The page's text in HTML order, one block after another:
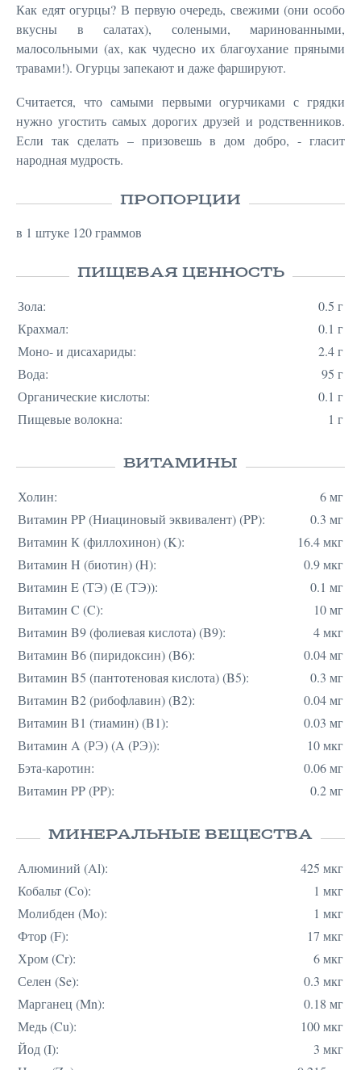
Как едят огурцы? В первую очередь, свежими (они особо
вкусны в салатах), солеными, маринованными,
малосольными (ах, как чудесно их благоухание пряными
травами!). Огурцы запекают и даже фаршируют.
Считается, что самыми первыми огурчиками с грядки
нужно угостить самых дорогих друзей и родственников.
Если так сделать – призовешь в дом добро, - гласит
народная мудрость.
ПРОПОРЦИИ
в 1 штуке 120 граммов
ПИЩЕВАЯ ЦЕННОСТЬ
Зола:
0.5 г
Крахмал:
0.1 г
Моно- и дисахариды:
2.4 г
Вода:
95 г
Органические кислоты:
0.1 г
Пищевые волокна:
1 г
ВИТАМИНЫ
Холин:
6 мг
Витамин PP (Ниациновый эквивалент) (PP):
0.3 мг
Витамин К (филлохинон) (K):
16.4 мкг
Витамин H (биотин) (H):
0.9 мкг
Витамин E (ТЭ) (E (ТЭ)):
0.1 мг
Витамин C (C):
10 мг
Витамин B9 (фолиевая кислота) (B9):
4 мкг
Витамин B6 (пиридоксин) (B6):
0.04 мг
Витамин B5 (пантотеновая кислота) (B5):
0.3 мг
Витамин B2 (рибофлавин) (B2):
0.04 мг
Витамин B1 (тиамин) (B1):
0.03 мг
Витамин A (РЭ) (A (РЭ)):
10 мкг
Бэта-каротин:
0.06 мг
Витамин PP (PP):
0.2 мг
МИНЕРАЛЬНЫЕ ВЕЩЕСТВА
Алюминий (Al):
425 мкг
Кобальт (Co):
1 мкг
Молибден (Mo):
1 мкг
Фтор (F):
17 мкг
Хром (Cr):
6 мкг
Селен (Se):
0.3 мкг
Марганец (Mn):
0.18 мг
Медь (Cu):
100 мкг
Йод (I):
3 мкг